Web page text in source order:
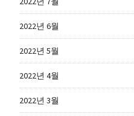
2022년 6월
2022년 5월
2022년 4월
2022년 3월